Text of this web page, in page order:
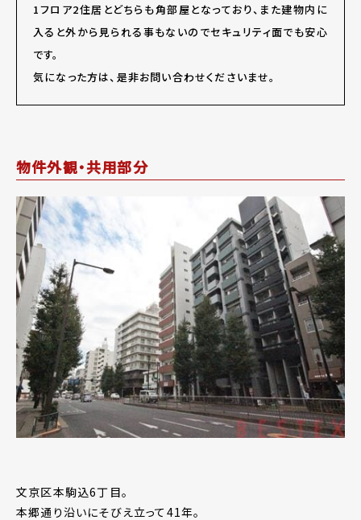
1フロア2住居とどちらも角部屋となっており、また建物内に
入ると外から見られる事もないのでセキュリティ面でも安心
です。
気になった方は、是非お問い合わせくださいませ。
物件外観・共用部分
文京区本駒込6丁目。
本郷通り沿いにそびえ立って41年。